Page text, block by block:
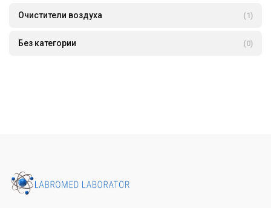
Очистители воздуха (1)
Без категории (0)